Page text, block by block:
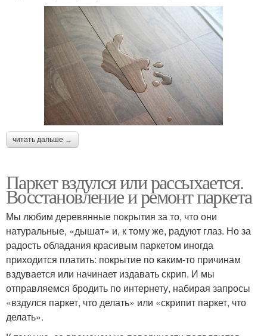
читать дальше →
Паркет вздулся или рассыхается.
Восстановление и ремонт паркета
Мы любим деревянные покрытия за то, что они
натуральные, «дышат» и, к тому же, радуют глаз. Но за
радость обладания красивым паркетом иногда
приходится платить: покрытие по каким-то причинам
вздувается или начинает издавать скрип. И мы
отправляемся бродить по интернету, набирая запросы
«вздулся паркет, что делать» или «скрипит паркет, что
делать».